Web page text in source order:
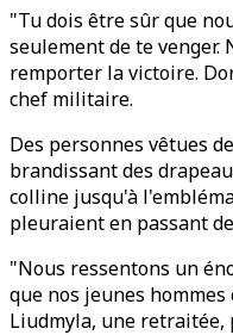
"Tu dois être sûr que
seulement de te
remporter la victoire.
chef militaire.
Des personnes vêtues
brandissant des
colline jusqu'à
pleuraient en passant
"Nous ressentons un
que nos jeunes
Liudmyla, une